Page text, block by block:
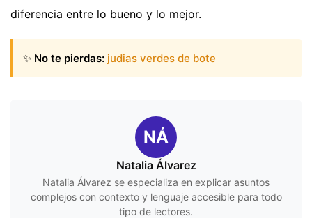
diferencia entre lo bueno y lo mejor.
✨ No te pierdas: judias verdes de bote
NÁ
Natalia Álvarez
Natalia Álvarez se especializa en explicar asuntos
complejos con contexto y lenguaje accesible para todo
tipo de lectores.